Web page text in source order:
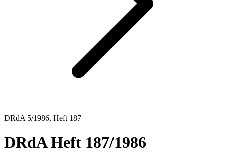
DRdA 5/1986, Heft 187
DRdA Heft 187/1986